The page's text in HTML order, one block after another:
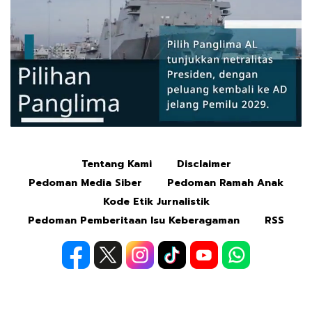
Tentang Kami
Disclaimer
Pedoman Media Siber
Pedoman Ramah Anak
Kode Etik Jurnalistik
Pedoman Pemberitaan Isu Keberagaman
RSS